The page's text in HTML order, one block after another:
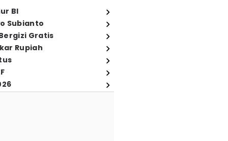
BI
Subianto
Gratis
Rupiah